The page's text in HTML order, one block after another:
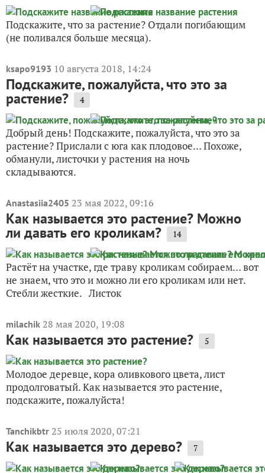
Подскажите, что за растение? Отдали погибающим
(не поливался больше месяца).
ksapo9193 10 августа 2018, 14:24
Подскажите, пожалуйста, что это за
растение? 4
Добрый день! Подскажите, пожалуйста, что это за
растение? Прислали с юга как плодовое… Похоже,
обманули, листочки у растения на ночь
складываются.
Anastasiia2405 23 мая 2022, 09:16
Как называется это растение? Можно
ли давать его кроликам? 14
Растёт на участке, где траву кроликам собираем… вот
не знаем, что это и можно ли его кроликам или нет.
Стебли жесткие. Листок
milachik 28 мая 2020, 19:08
Как называется это растение? 5
Молодое деревце, кора оливкового цвета, лист
продолговатый. Как называется это растение,
подскажите, пожалуйста!
Tanchikbtr 25 июля 2020, 07:21
Как называется это дерево? 7